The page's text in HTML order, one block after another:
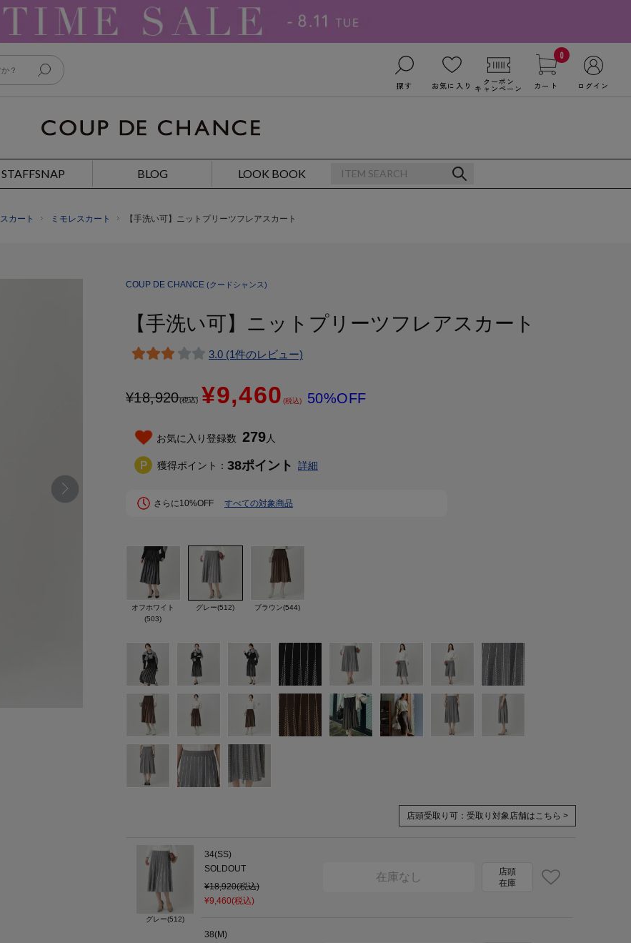
探す お気に入り クーポン
キャンペーン
0
カート ログイン
STAFFSNAP BLOG LOOK BOOK
スカート ミモレスカート 【手洗い可】ニットプリーツフレアスカート
COUP DE CHANCE (クードシャンス)
【手洗い可】ニットプリーツフレアスカート
3.0 (1件のレビュー)
¥18,920(税込) ¥9,460(税込) 50%OFF
お気に入り登録数 279人
獲得ポイント： 38ポイント 詳細
さらに10%OFF すべての対象商品
オフホワイト
(503)
グレー(512) ブラウン(544)
店頭受取り可： 受取り対象店舗はこちら >
グレー(512)
34(SS)
SOLDOUT
¥18,920(税込)
¥9,460(税込)
在庫なし
店頭
在庫
38(M)